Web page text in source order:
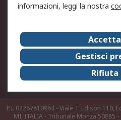
Chi Siamo
Chi Siamo
Supporto
Carriere
Press Centre
P.I. 02267810964 - Viale T. Edison 110,
MI, ITALIA - Tribunale Monza 50885
informazioni, leggi la nostra
Gestisci